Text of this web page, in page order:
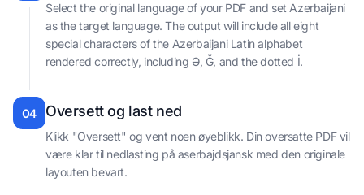
Select the original language of your PDF and set Azerbaijani
as the target language. The output will include all eight
special characters of the Azerbaijani Latin alphabet
rendered correctly, including Ə, Ğ, and the dotted İ.
04 Oversett og last ned
Klikk "Oversett" og vent noen øyeblikk. Din oversatte PDF vil
være klar til nedlasting på aserbajdsjansk med den originale
layouten bevart.